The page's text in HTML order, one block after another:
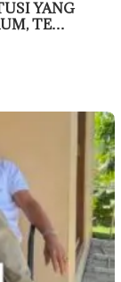
YANG
TE…